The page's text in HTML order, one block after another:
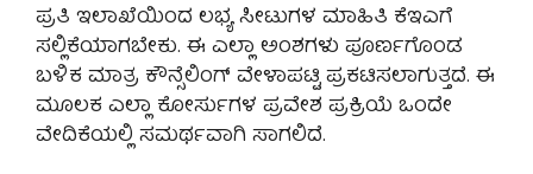
ಪ್ರತಿ ಇಲಾಖೆಯಿಂದ ಲಭ್ಯ ಸೀಟುಗಳ ಮಾಹಿತಿ ಕೆಇಎಗೆ
ಸಲ್ಲಿಕೆಯಾಗಬೇಕು. ಈ ಎಲ್ಲಾ ಅಂಶಗಳು ಪೂರ್ಣಗೊಂಡ
ಬಳಿಕ ಮಾತ್ರ ಕೌನ್ಸೆಲಿಂಗ್ ವೇಳಾಪಟ್ಟಿ ಪ್ರಕಟಿಸಲಾಗುತ್ತದೆ. ಈ
ಮೂಲಕ ಎಲ್ಲಾ ಕೋರ್ಸುಗಳ ಪ್ರವೇಶ ಪ್ರಕ್ರಿಯೆ ಒಂದೇ
ವೇದಿಕೆಯಲ್ಲಿ ಸಮರ್ಥವಾಗಿ ಸಾಗಲಿದೆ.